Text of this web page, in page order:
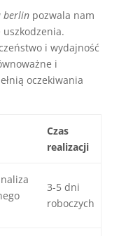
berlinpozwala nam
i wydajność
i
oczekiwania
Czas
realizacji
3-5 dni
roboczych